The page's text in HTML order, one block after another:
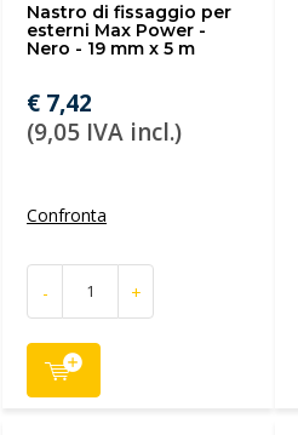
Nastro di fissaggio per
esterni Max Power -
Nero - 19 mm x 5 m
€ 7,42
(9,05 IVA incl.)
Confronta
- +